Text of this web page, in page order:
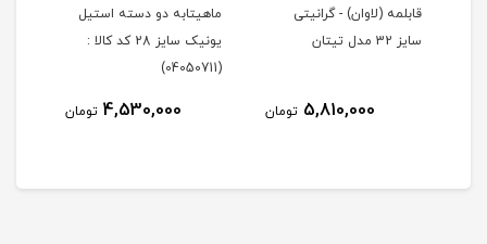
قابلمه (لاوان) - گرانیتی
سایز 32 مدل تیتان
5,810,000 تومان
ماهیتابه دو دسته استیل
یونیک سایز 28 کد کالا :
(04050711)
4,530,000 تومان